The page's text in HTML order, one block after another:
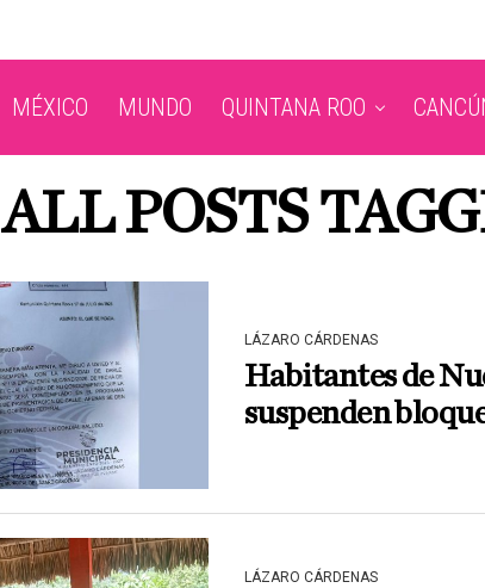
MÉXICO MUNDO QUINTANA ROO
ALL POSTS
LÁZARO CÁRDENAS
Habitantes de
suspenden
LÁZARO CÁRDENAS